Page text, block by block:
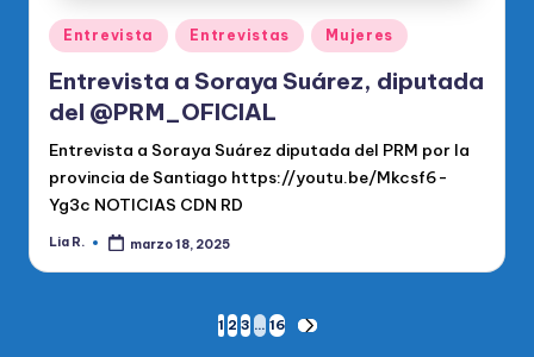
Publicado
en
Entrevista Entrevistas Mujeres
Entrevista a Soraya Suárez, diputada
del @PRM_OFICIAL
Entrevista a Soraya Suárez diputada del PRM por la
provincia de Santiago https://youtu.be/Mkcsf6-
Yg3c NOTICIAS CDN RD
Publicado
Lia R. marzo 18, 2025
Paginación
1 2 3 … 16
SIGUIENTE